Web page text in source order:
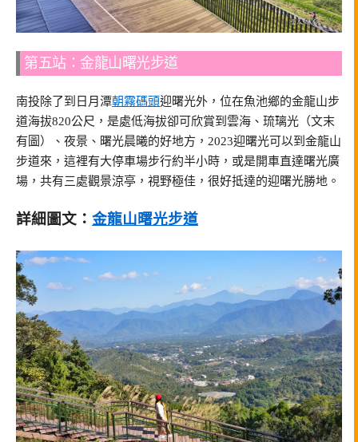
第五站：金龍山曙光步道
南投除了到日月潭朝霧碼頭迎曙光外，位在魚池鄉的金龍山步
道海拔820公尺，是處低海拔卻可欣賞到雲海、琉璃光（文末
有圖）、夜景、曙光晨曦的好地方，2023迎曙光可以到金龍山
步道來，這裡有大停車場步行約半小時，或是開車直達曙光廣
場，共有三處觀景涼亭，視野極佳，很好抵達的迎曙光勝地。
詳細圖文： 金龍山曙光步道